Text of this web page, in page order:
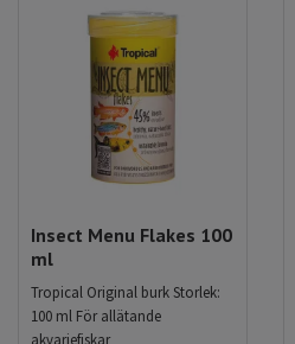
Insect Menu Flakes 100
ml
Tropical Original burk Storlek:
100 ml För allätande
akvariefiskar